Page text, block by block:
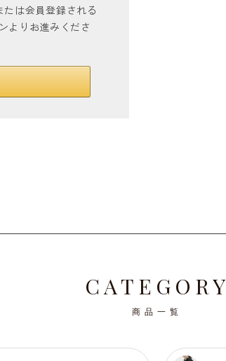
は会員登録される
よりお進みくださ
CATEGORY
商品一覧